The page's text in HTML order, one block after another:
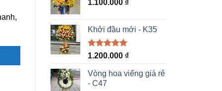
1.100.000 ₫
Khởi đầu mới - K35
Được xếp
5 sao
1.200.000 ₫
Vòng hoa viếng giá rẻ
- C47